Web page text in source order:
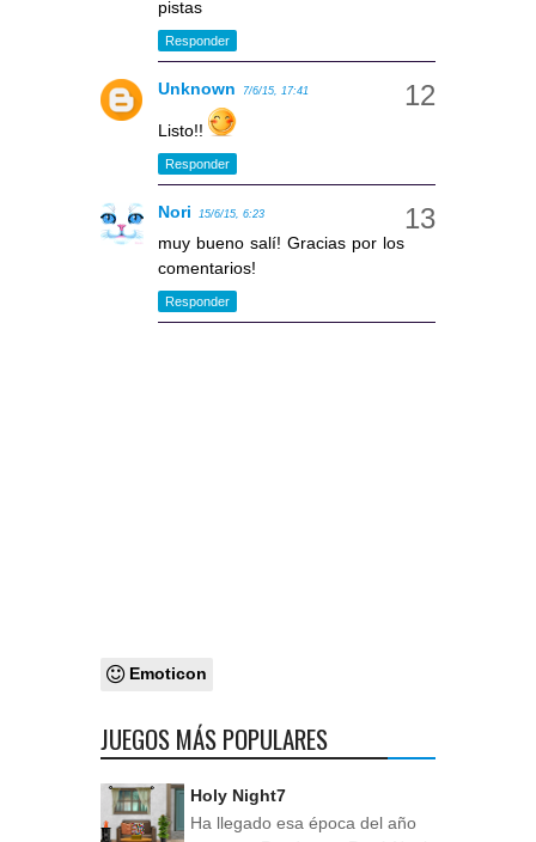
pistas
Responder
Unknown 7/6/15, 17:41
Listo!!
Responder
Nori 15/6/15, 6:23
muy bueno salí! Gracias por los
comentarios!
Responder
Emoticon
JUEGOS MÁS POPULARES
Holy Night7
Ha llegado esa época del año